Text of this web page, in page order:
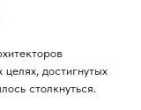
достигнутых
столкнуться.